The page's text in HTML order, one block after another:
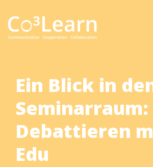
Ein Blick in
Seminarraum:
Debattieren
Edu